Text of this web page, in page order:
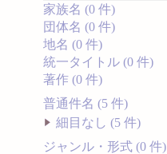
家族名 (0 件)
団体名 (0 件)
地名 (0 件)
統一タイトル (0 件)
著作 (0 件)
普通件名 (5 件)
細目なし (5 件)
ジャンル・形式 (0 件)